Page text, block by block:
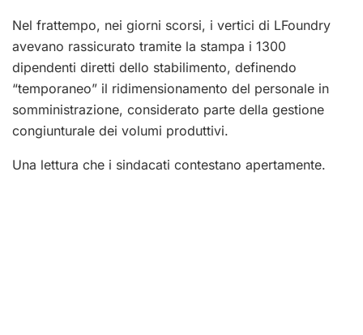
Nel frattempo, nei giorni scorsi, i vertici di LFoundry
avevano rassicurato tramite la stampa i 1300
dipendenti diretti dello stabilimento, definendo
“temporaneo” il ridimensionamento del personale in
somministrazione, considerato parte della gestione
congiunturale dei volumi produttivi.
Una lettura che i sindacati contestano apertamente.